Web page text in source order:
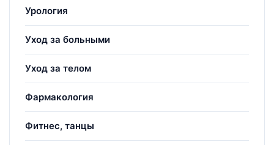
Урология
Уход за больными
Уход за телом
Фармакология
Фитнес, танцы